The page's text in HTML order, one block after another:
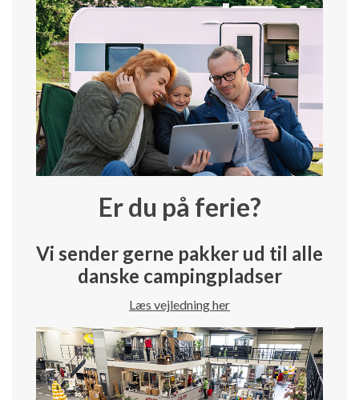
Er du på ferie?
Vi sender gerne pakker ud til alle
danske campingpladser
Læs vejledning her